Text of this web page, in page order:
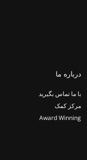
درباره ما
با ما تماس بگیرید
مرکز کمک
Award Winning